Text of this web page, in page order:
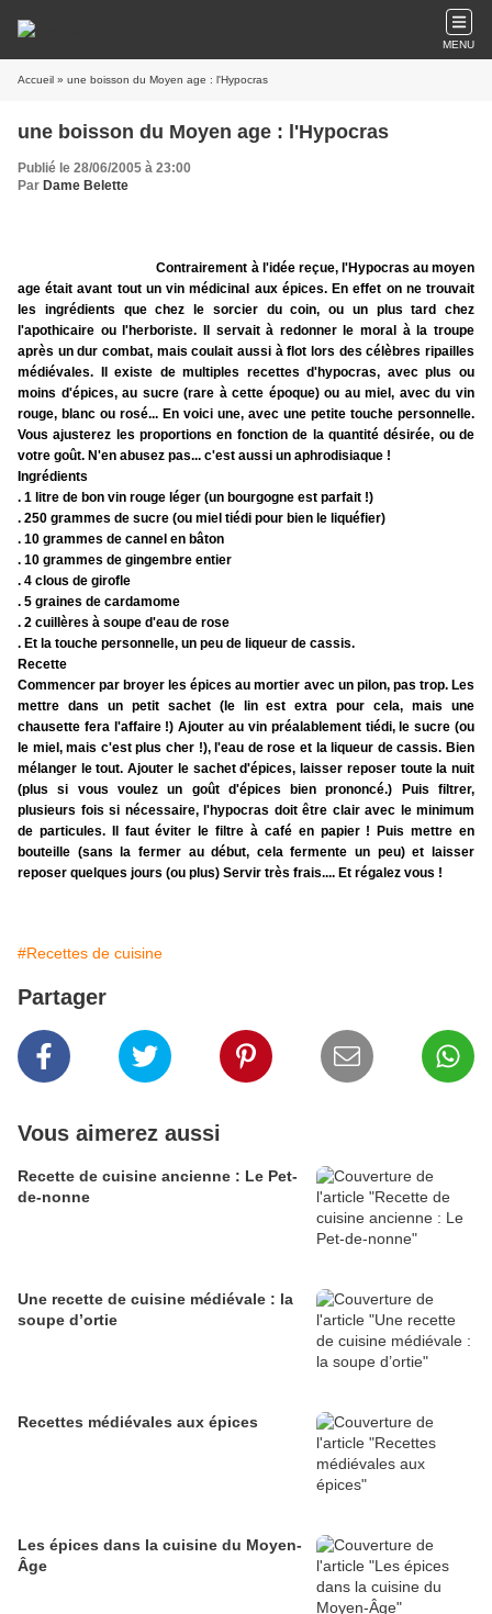
MENU
Accueil » une boisson du Moyen age : l'Hypocras
une boisson du Moyen age : l'Hypocras
Publié le 28/06/2005 à 23:00
Par Dame Belette
Contrairement à l'idée reçue, l'Hypocras au moyen
age était avant tout un vin médicinal aux épices. En effet on ne trouvait
les ingrédients que chez le sorcier du coin, ou un plus tard chez
l'apothicaire ou l'herboriste. Il servait à redonner le moral à la troupe
après un dur combat, mais coulait aussi à flot lors des célèbres ripailles
médiévales. Il existe de multiples recettes d'hypocras, avec plus ou
moins d'épices, au sucre (rare à cette époque) ou au miel, avec du vin
rouge, blanc ou rosé... En voici une, avec une petite touche personnelle.
Vous ajusterez les proportions en fonction de la quantité désirée, ou de
votre goût. N'en abusez pas... c'est aussi un aphrodisiaque !
Ingrédients
. 1 litre de bon vin rouge léger (un bourgogne est parfait !)
. 250 grammes de sucre (ou miel tiédi pour bien le liquéfier)
. 10 grammes de cannel en bâton
. 10 grammes de gingembre entier
. 4 clous de girofle
. 5 graines de cardamome
. 2 cuillères à soupe d'eau de rose
. Et la touche personnelle, un peu de liqueur de cassis.
Recette
Commencer par broyer les épices au mortier avec un pilon, pas trop. Les
mettre dans un petit sachet (le lin est extra pour cela, mais une
chausette fera l'affaire !) Ajouter au vin préalablement tiédi, le sucre (ou
le miel, mais c'est plus cher !), l'eau de rose et la liqueur de cassis. Bien
mélanger le tout. Ajouter le sachet d'épices, laisser reposer toute la nuit
(plus si vous voulez un goût d'épices bien prononcé.) Puis filtrer,
plusieurs fois si nécessaire, l'hypocras doit être clair avec le minimum
de particules. Il faut éviter le filtre à café en papier ! Puis mettre en
bouteille (sans la fermer au début, cela fermente un peu) et laisser
reposer quelques jours (ou plus) Servir très frais.... Et régalez vous !
#Recettes de cuisine
Partager
Vous aimerez aussi
Recette de cuisine ancienne : Le Pet-
de-nonne
Une recette de cuisine médiévale : la
soupe d’ortie
Recettes médiévales aux épices
Les épices dans la cuisine du Moyen-
Âge